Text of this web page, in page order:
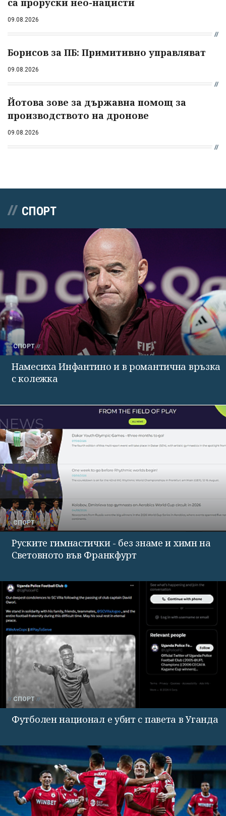
са проруски нео-нацисти
09.08.2026
Борисов за ПБ: Примитивно управляват
09.08.2026
Йотова зове за държавна помощ за
производството на дронове
09.08.2026
СПОРТ
СПОРТ
Намесиха Инфантино и в романтична връзка
с колежка
СПОРТ
Руските гимнастички - без знаме и химн на
Световното във Франкфурт
СПОРТ
Футболен национал е убит с павета в Уганда